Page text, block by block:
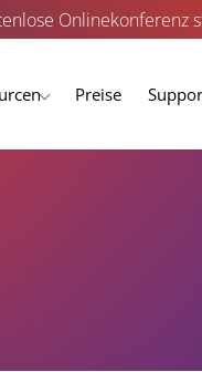
Onlinekonferenz
Preise